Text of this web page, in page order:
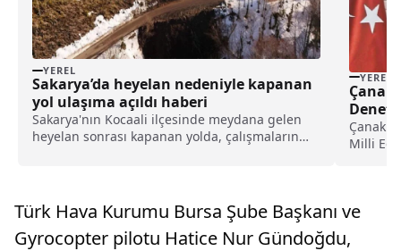
YEREL
Sakarya’da heyelan nedeniyle kapanan
yol ulaşıma açıldı haberi
Sakarya'nın Kocaali ilçesinde meydana gelen
heyelan sonrası kapanan yolda, çalışmaların
mevkisinde heyelan meydana gelmesi ...
YEREL
Milli
Türk Hava Kurumu Bursa Şube Başkanı ve
Gyrocopter pilotu Hatice Nur Gündoğdu,